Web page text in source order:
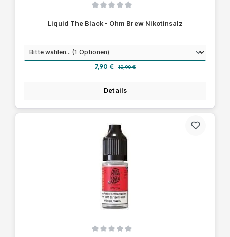
Liquid The Black - Ohm Brew Nikotinsalz
Nikotinstärkeauswählen
Verkaufspreis:
7,90 € 10,90 €
Details